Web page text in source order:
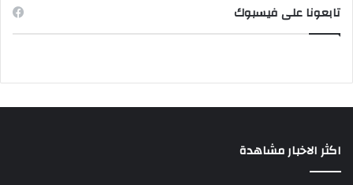
تابعونا على فيسبوك
اكثر الاخبار مشاهدة